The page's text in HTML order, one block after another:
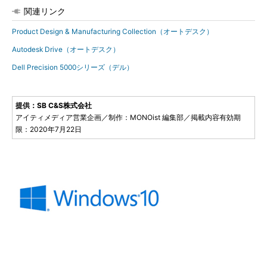
関連リンク
Product Design & Manufacturing Collection（オートデスク）
Autodesk Drive（オートデスク）
Dell Precision 5000シリーズ（デル）
提供：SB C&S株式会社
アイティメディア営業企画／制作：MONOist 編集部／掲載内容有効期
限：2020年7月22日